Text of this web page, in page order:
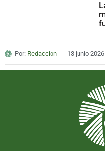
Por: Redacción 13 junio 2026